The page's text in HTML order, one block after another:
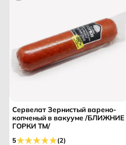
Сервелат Зернистый варено-
копченый в вакууме /БЛИЖНИЕ
ГОРКИ ТМ/
5 (2)